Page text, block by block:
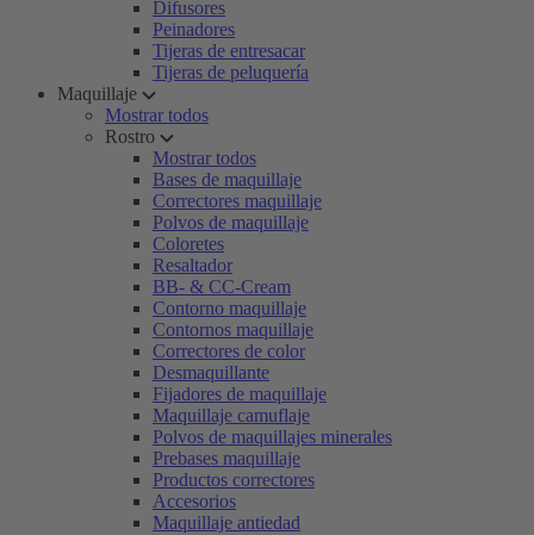
Difusores
Peinadores
Tijeras de entresacar
Tijeras de peluquería
Maquillaje
Mostrar todos
Rostro
Mostrar todos
Bases de maquillaje
Correctores maquillaje
Polvos de maquillaje
Coloretes
Resaltador
BB- & CC-Cream
Contorno maquillaje
Contornos maquillaje
Correctores de color
Desmaquillante
Fijadores de maquillaje
Maquillaje camuflaje
Polvos de maquillajes minerales
Prebases maquillaje
Productos correctores
Accesorios
Maquillaje antiedad